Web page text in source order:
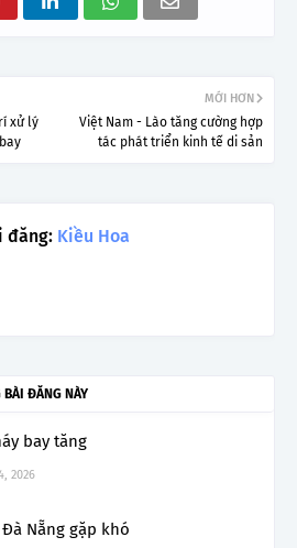
MỚI HƠN
Việt Nam - Lào tăng cường hợp
tác phát triển kinh tế di sản
xử lý
đăng: Kiều Hoa
BÀI ĐĂNG NÀY
bay tăng
2026
Nẵng gặp khó